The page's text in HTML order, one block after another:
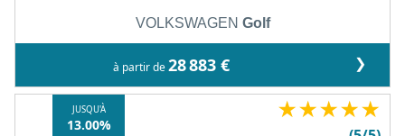
VOLKSWAGEN Golf
à partir de28 883 € ❯
JUSQU'À
13.00%
★★★★★